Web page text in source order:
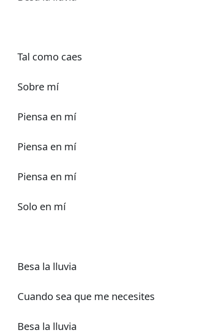
Tal como caes
Sobre mí
Piensa en mí
Piensa en mí
Piensa en mí
Solo en mí
Besa la lluvia
Cuando sea que me necesites
Besa la lluvia